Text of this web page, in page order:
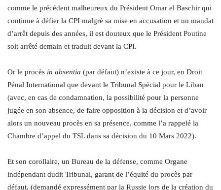
comme le précédent malheureux du Président Omar el Baschir qui
continue à défier la CPI malgré sa mise en accusation et un mandat
d’arrêt depuis des années, il est douteux que le Président Poutine
soit arrêté demain et traduit devant la CPI.
Or le procès in absentia (par défaut) n’existe à ce jour, en Droit
Pénal International que devant le Tribunal Spécial pour le Liban
(avec, en cas de condamnation, la possibilité pour la personne
jugée en son absence, de faire opposition à la décision et d’avoir
alors un nouveau procès en sa présence, comme l’a rappelé la
Chambre d’appel du TSL dans sa décision du 10 Mars 2022).
Et son corollaire, un Bureau de la défense, comme Organe
indépendant dudit Tribunal, garant de l’équité du procès par
défaut, (demandé expressément par la Russie lors de la création du